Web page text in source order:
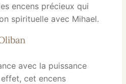
encens précieux qui
spirituelle avec Mihael.
avec la puissance
cet encens